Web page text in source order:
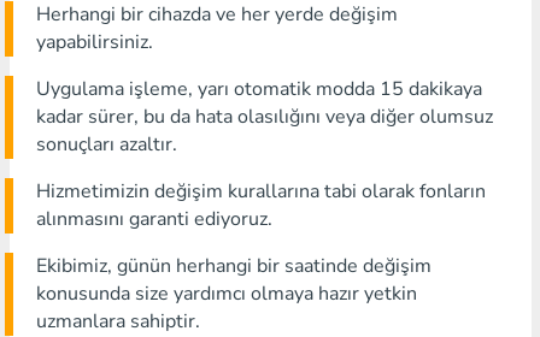
Herhangi bir cihazda ve her yerde değişim
yapabilirsiniz.
Uygulama işleme, yarı otomatik modda 15 dakikaya
kadar sürer, bu da hata olasılığını veya diğer olumsuz
sonuçları azaltır.
Hizmetimizin değişim kurallarına tabi olarak fonların
alınmasını garanti ediyoruz.
Ekibimiz, günün herhangi bir saatinde değişim
konusunda size yardımcı olmaya hazır yetkin
uzmanlara sahiptir.